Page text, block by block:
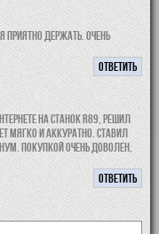
приятно держать. Очень
ОТВЕТИТЬ
на станок r89, решил
мягко и аккуратно. Ставил
Покупкой очень доволен,
ОТВЕТИТЬ